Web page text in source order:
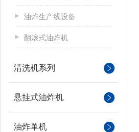
油炸生产线设备
翻滚式油炸机
清洗机系列
悬挂式油炸机
油炸单机